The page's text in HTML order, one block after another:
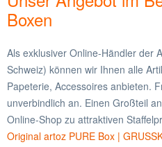
Boxen
Als exklusiver Online-Händler der
Schweiz) können wir Ihnen alle
Papeterie, Accessoires anbieten.
unverbindlich an. Einen Großteil
Online-Shop zu attraktiven
Original artoz PURE Box |